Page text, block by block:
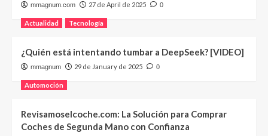
mmagnum.com 27 de April de 2025 0
Actualidad Tecnología
¿Quién está intentando tumbar a DeepSeek? [VIDEO]
mmagnum 29 de January de 2025 0
Automoción
Revisamoselcoche.com: La Solución para Comprar
Coches de Segunda Mano con Confianza